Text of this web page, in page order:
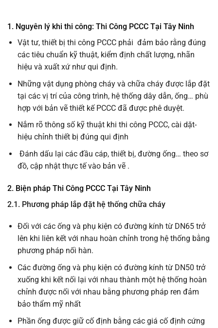
1. Nguyên lý khi thi công: Thi Công PCCC Tại Tây Ninh
Vật tư, thiết bị thi công PCCC phải đảm bảo rằng đúng
các tiêu chuẩn kỹ thuật, kiểm định chất lượng, nhãn
hiệu và xuất xứ như qui định.
Những vật dụng phòng cháy và chữa cháy được lắp đặt
tại các vị trí của công trình, hệ thống dây dẫn, ống… phù
hợp với bản vẽ thiết kế PCCC đã được phê duyệt.
Nắm rõ thông số kỹ thuật khi thi công PCCC, cài dặt-
hiệu chỉnh thiết bị đúng qui định
Đánh dấu lại các đầu cáp, thiết bị, đường ống… theo sơ
đồ, cập nhật thực tế vào bản vẽ .
2. Biện pháp Thi Công PCCC Tại Tây Ninh
2.1. Phương pháp lắp đặt hệ thống chữa cháy
Đối với các ống và phụ kiện có đường kính từ DN65 trở
lên khi liên kết với nhau hoàn chỉnh trong hệ thống bằng
phương pháp nối hàn.
Các đường ống và phụ kiện có đường kính từ DN50 trở
xuống khi kết nối lại với nhau thành một hệ thống hoàn
chỉnh được nối với nhau bằng phương pháp ren đảm
bảo thẩm mỹ nhất
Phần ống được giữ cố định bằng các giá cố định cứng